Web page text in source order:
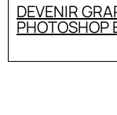
DEVENIR
PHOTOSHOP